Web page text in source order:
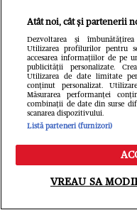
Povestea
auz care
concursuri
„Limitele
renunțăm la
Meniu Caută
Atât noi, cât și partenerii
Dezvoltarea și
Utilizarea profilurilor pentru
accesarea informațiilor de pe
publicității personalizate.
Utilizarea de date limitate
conținut personalizat.
Măsurarea performanței
combinații de date din surse
scanarea dispozitivului.
Listă parteneri (furnizori)
VREAU SA